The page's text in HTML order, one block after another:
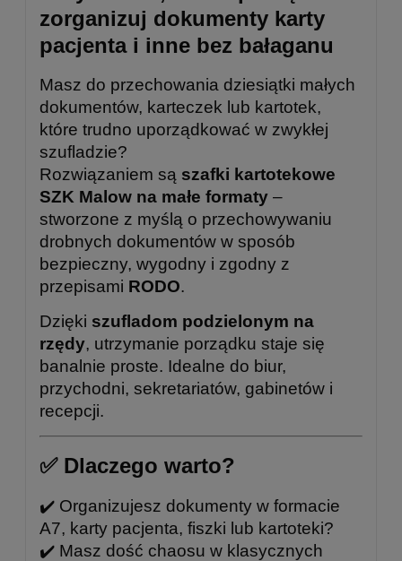
zorganizuj dokumenty karty
pacjenta i inne bez bałaganu
Masz do przechowania dziesiątki małych
dokumentów, karteczek lub kartotek,
które trudno uporządkować w zwykłej
szufladzie?
Rozwiązaniem są szafki kartotekowe
SZK Malow na małe formaty –
stworzone z myślą o przechowywaniu
drobnych dokumentów w sposób
bezpieczny, wygodny i zgodny z
przepisami RODO.
Dzięki szufladom podzielonym na
rzędy, utrzymanie porządku staje się
banalnie proste. Idealne do biur,
przychodni, sekretariatów, gabinetów i
recepcji.
✅ Dlaczego warto?
✔️ Organizujesz dokumenty w formacie
A7, karty pacjenta, fiszki lub kartoteki?
✔️ Masz dość chaosu w klasycznych